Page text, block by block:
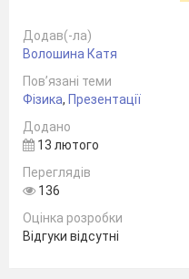
Додав(-ла)
Волошина Катя
Пов’язані теми
Фізика, Презентації
Додано
13 лютого
Переглядів
136
Оцінка розробки
Відгуки відсутні